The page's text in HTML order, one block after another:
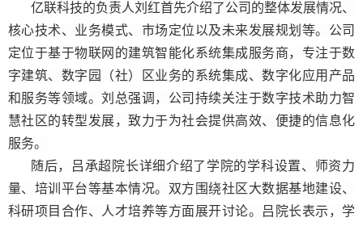
亿联科技的负责人刘红首先介绍了公司的整体发展情况、
核心技术、业务模式、市场定位以及未来发展规划等。 公司
定位于基于物联网的建筑智能化系统集成服务商，专注于数
字建筑、数字园（社）区业务的系统集成、数字化应用产品
和服务等领域。刘总强调，公司持续关注于数字技术助力智
慧社区的转型发展，致力于为社会提供高效、便捷的信息化
服务。
随后，吕承超院长详细介绍了学院的学科设置、师资力
量、培训平台等基本情况。 双方围绕社区大数据基地建设、
科研项目合作、人才培养等方面展开讨论。
吕院长表示， 学